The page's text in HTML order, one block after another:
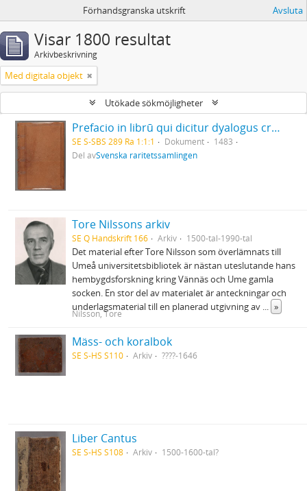
Förhandsgranska utskrift Avsluta
Visar 1800 resultat
Arkivbeskrivning
Med digitala objekt
Utökade sökmöjligheter
Prefacio in librū qui dicitur dyalogus creaturar[um] moralizatus omni materie morali iocundo et edificatiuo modo applicabilis. - 1483
SE S-SBS 289 Ra 1:1:1 Dokument
1483
Del avSvenska raritetssamlingen
Tore Nilssons arkiv
SE Q Handskrift 166 Arkiv 1500-tal-1990-tal
Det material efter Tore Nilsson som överlämnats till
Umeå universitetsbibliotek är nästan uteslutande hans
hembygdsforskning kring Vännäs och Ume gamla
socken. En stor del av materialet är anteckningar och
underlagsmaterial till en planerad utgivning av ... »
Nilsson, Tore
Mäss- och koralbok
SE S-HS S110 Arkiv ????-1646
Liber Cantus
SE S-HS S108 Arkiv 1500-1600-tal?